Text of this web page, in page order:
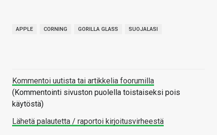
APPLE CORNING GORILLA GLASS SUOJALASI
Kommentoi uutista tai artikkelia foorumilla
(Kommentointi sivuston puolella toistaiseksi pois
käytöstä)
Lähetä palautetta / raportoi kirjoitusvirheestä